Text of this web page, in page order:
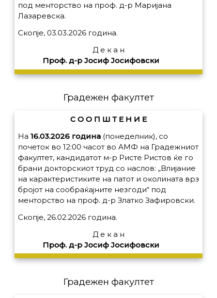
под менторство на проф. д-р Маријана
Лазаревска.
Скопје, 03.03.2026 година.
Д е к а н
Проф. д-р Јосиф Јосифовски
Градежен факултет
С О О П Ш Т Е Н И Е
На 16.03.2026 година (понеделник), со
почеток во 12:00 часот во АМФ на Градежниот
факултет, кандидатот м-р Ристе Ристов ќе го
брани докторскиот труд со наслов: „Влијание
на карактеристиките на патот и околината врз
бројот на сообраќајните незгоди“ под
менторство на проф. д-р Златко Зафировски.
Скопје, 26.02.2026 година.
Д е к а н
Проф. д-р Јосиф Јосифовски
Градежен факултет